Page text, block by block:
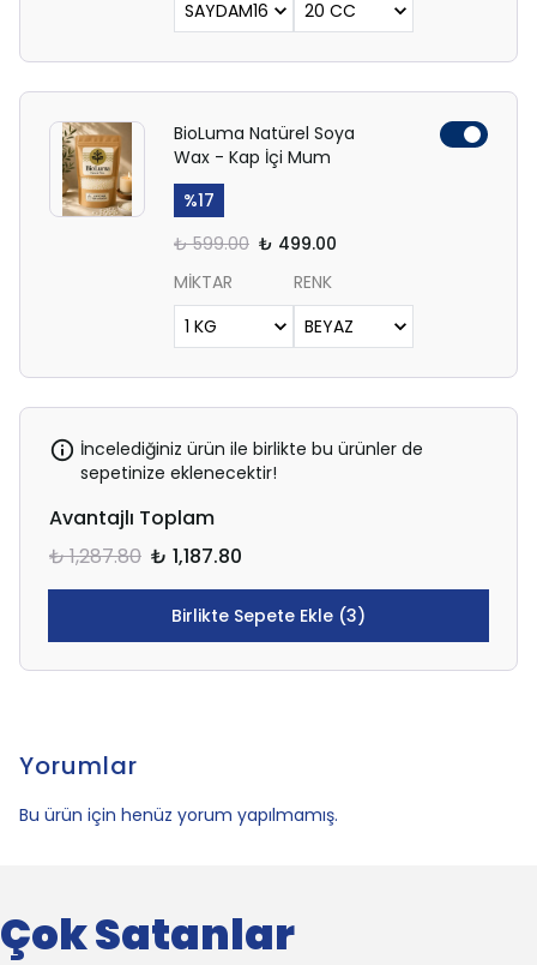
BioLuma Natürel Soya
Wax - Kap İçi Mum
%17
₺ 599.00 ₺ 499.00
MİKTAR
RENK
İncelediğiniz ürün ile birlikte bu ürünler de
sepetinize eklenecektir!
Avantajlı Toplam
₺ 1,287.80 ₺ 1,187.80
Birlikte Sepete Ekle (3)
Yorumlar
Bu ürün için henüz yorum yapılmamış.
Çok Satanlar